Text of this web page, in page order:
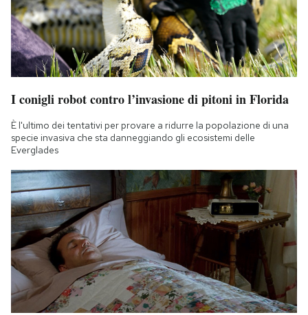
I conigli robot contro l’invasione di pitoni in Florida
È l'ultimo dei tentativi per provare a ridurre la popolazione di una
specie invasiva che sta danneggiando gli ecosistemi delle
Everglades